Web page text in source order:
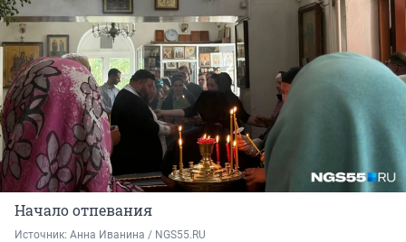
Начало отпевания
Источник: Анна Иванина / NGS55.RU